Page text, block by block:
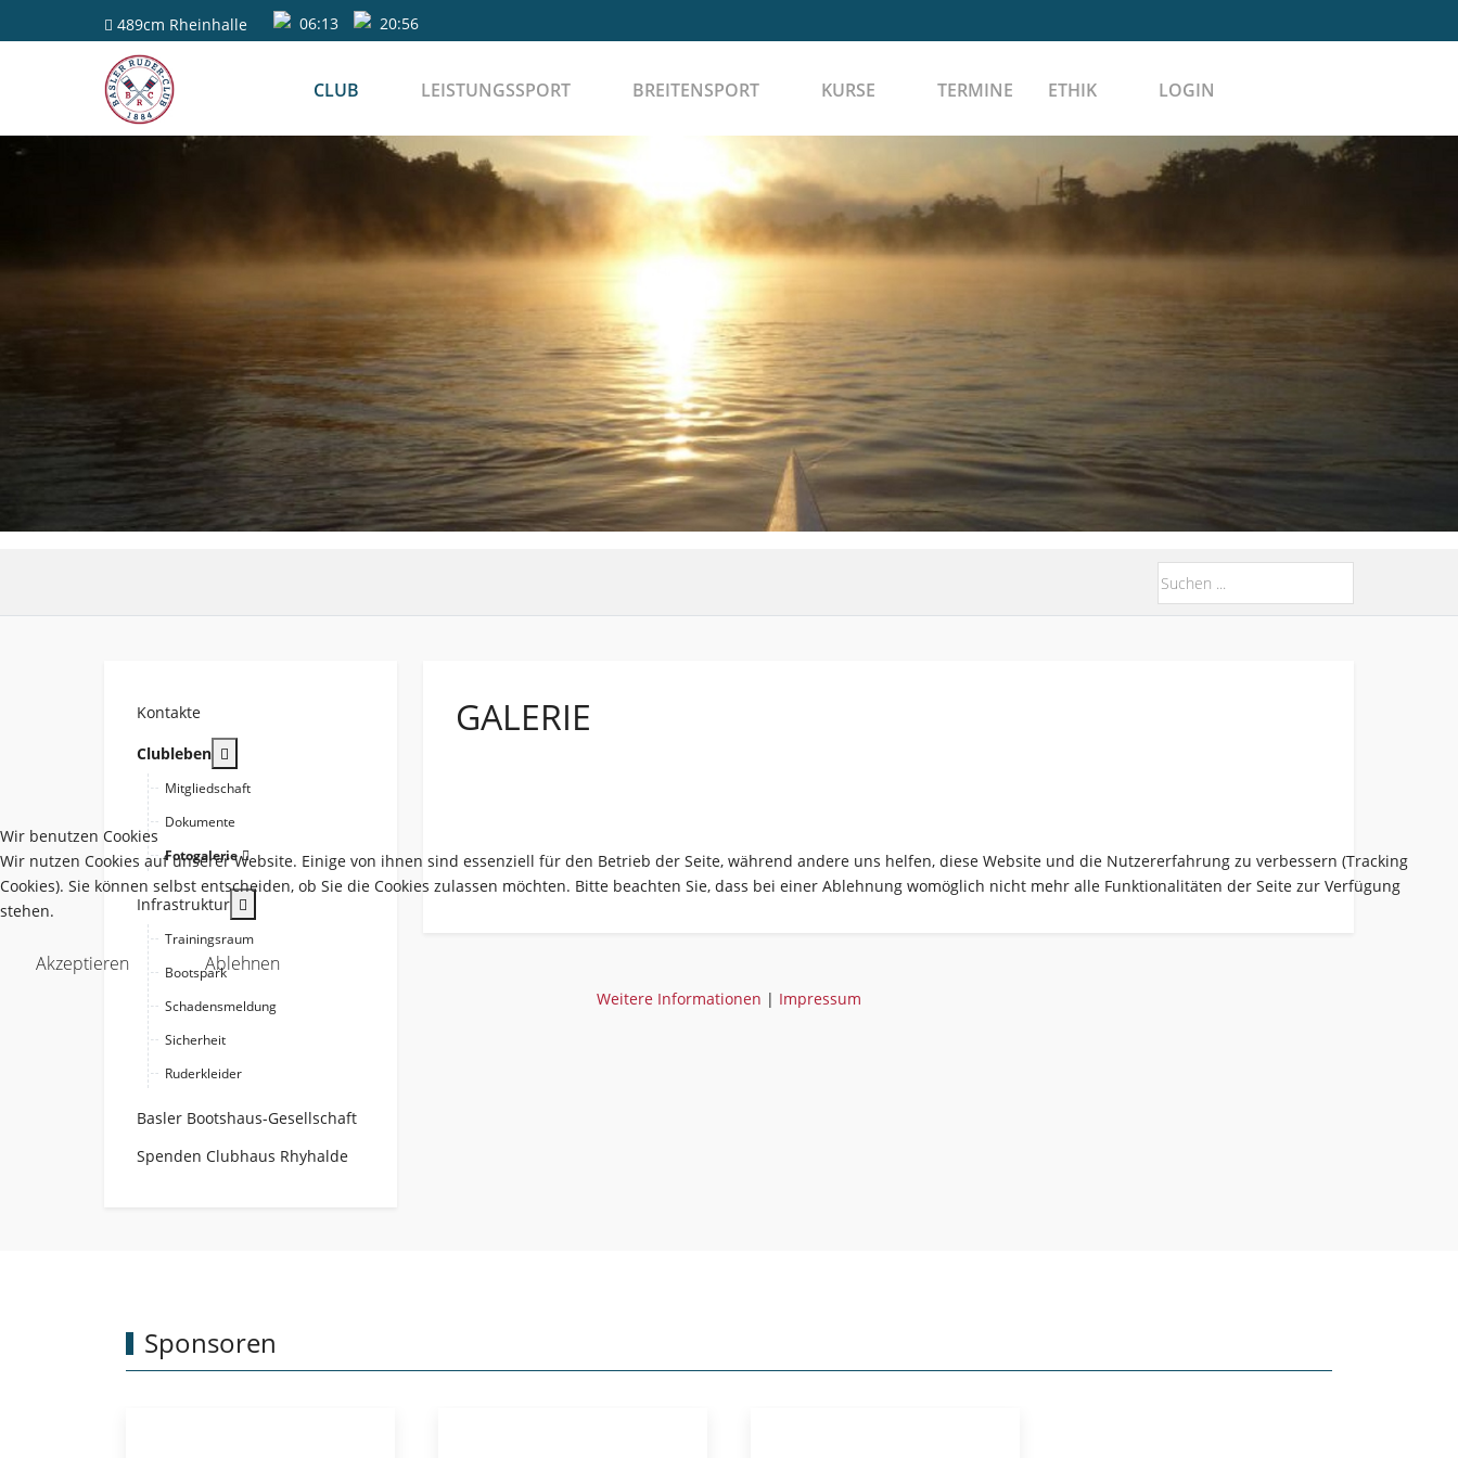
489cm Rheinhalle 06:13 20:56
CLUB LEISTUNGSSPORT BREITENSPORT KURSE TERMINE ETHIK LOGIN
Kontakte
Clubleben
Mitgliedschaft
Dokumente
Fotogalerie
Infrastruktur
Trainingsraum
Bootspark
Schadensmeldung
Sicherheit
Ruderkleider
Basler Bootshaus-Gesellschaft
Spenden Clubhaus Rhyhalde
GALERIE
Sponsoren
Wir benutzen Cookies
Wir nutzen Cookies auf unserer Website. Einige von ihnen sind essenziell für den Betrieb der Seite, während andere uns helfen, diese Website und die Nutzererfahrung zu verbessern (Tracking
Cookies). Sie können selbst entscheiden, ob Sie die Cookies zulassen möchten. Bitte beachten Sie, dass bei einer Ablehnung womöglich nicht mehr alle Funktionalitäten der Seite zur Verfügung
stehen.
Akzeptieren Ablehnen
Weitere Informationen | Impressum